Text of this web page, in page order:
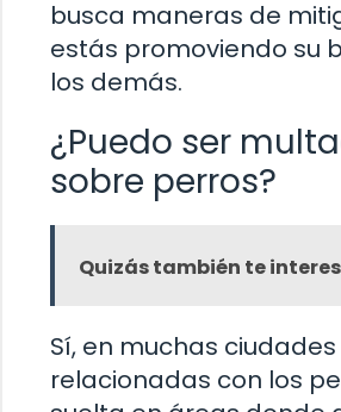
busca maneras de
estás promoviendo su
los demás.
¿Puedo ser
sobre perros?
Quizás también te
Sí, en muchas
relacionadas con los